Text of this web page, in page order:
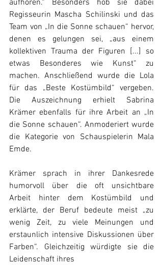
aufhören.“ Besonders hob sie dabei
Regisseurin Mascha Schilinski und das
Team von „In die Sonne schauen“ hervor,
denen es gelungen sei, „aus einem
kollektiven Trauma der Figuren [...] so
etwas Besonderes wie Kunst“ zu
machen. Anschließend wurde die Lola
für das „Beste Kostümbild“ vergeben.
Die Auszeichnung erhielt Sabrina
Krämer ebenfalls für ihre Arbeit an „In
die Sonne schauen“. Anmoderiert wurde
die Kategorie von Schauspielerin Mala
Emde.
Krämer sprach in ihrer Dankesrede
humorvoll über die oft unsichtbare
Arbeit hinter dem Kostümbild und
erklärte, der Beruf bedeute meist „zu
wenig Zeit, zu viele Meinungen und
erstaunlich intensive Diskussionen über
Farben“. Gleichzeitig würdigte sie die
Leidenschaft ihres